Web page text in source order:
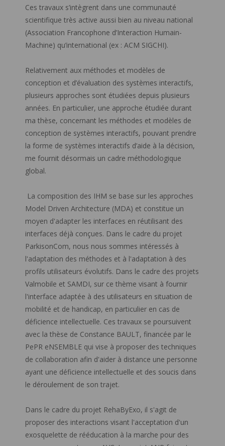
Ces travaux s’intègrent dans une communauté
scientifique très active aussi bien au niveau national
(Association Francophone d’Interaction Humain-
Machine) qu’international (ex : ACM SIGCHI).
Relativement aux méthodes et modèles de
conception et d’évaluation des systèmes interactifs,
plusieurs approches sont étudiées depuis plusieurs
années. En particulier, une approche étudiée durant
ma thèse, concernant les méthodes et modèles de
conception de systèmes interactifs, pouvant prendre
la forme de systèmes interactifs d’aide à la décision,
me fournit désormais un cadre méthodologique
global.
La composition des IHM se base sur les approches
Model Driven Architecture (MDA) et constitue un
moyen d'adapter les interfaces en réutilisant des
interfaces déjà conçues. Dans le cadre du projet
ParkisonCom, nous nous sommes intéressés à
l'adaptation des méthodes et à l'adaptation à des
profils utilisateurs évolutifs. Dans le cadre des projets
Valmobile et SAMDI, sur ce thème visant à fournir
l'interface adaptée à des utilisateurs en situation de
mobilité et de handicap, en particulier en cas de
déficience intellectuelle. Ces travaux se poursuivent
avec la thèse de Constance BAULT, financée par le
PePR eNSEMBLE qui vise à proposer des techniques
de collaboration afin d'aider à distance une personne
ayant une déficience intellectuelle et des soucis dans
le déroulement de son trajet.
Dans le cadre du projet RehaByExo, il s'agit de
proposer des interactions visant l'acceptation d'un
exosquelette de rééducation à la marche pour des